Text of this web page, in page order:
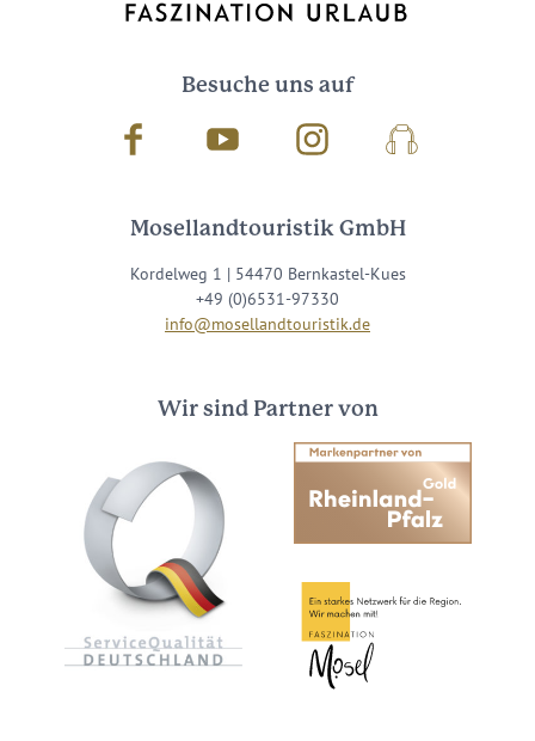
Besuche uns auf
Facebook Youtube InstagramPodcast
Mosellandtouristik GmbH
Kordelweg 1 | 54470 Bernkastel-Kues
+49 (0)6531-97330
info@mosellandtouristik.de
Wir sind Partner von